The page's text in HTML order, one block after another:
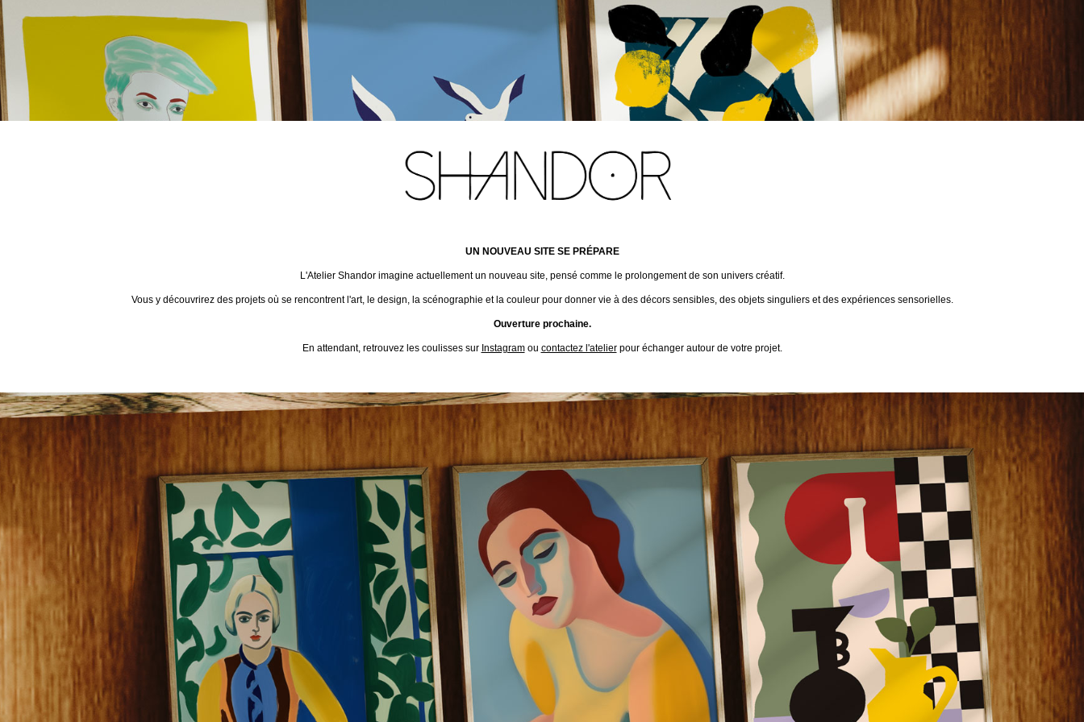
UN NOUVEAU SITE SE PRÉPARE
L'Atelier Shandor imagine actuellement un nouveau site, pensé comme le prolongement de son univers créatif.
Vous y découvrirez des projets où se rencontrent l'art, le design, la scénographie et la couleur pour donner vie à des décors sensibles, des objets singuliers et des expériences sensorielles.
Ouverture prochaine.
En attendant, retrouvez les coulisses sur Instagramou contactez l'atelierpour échanger autour de votre projet.